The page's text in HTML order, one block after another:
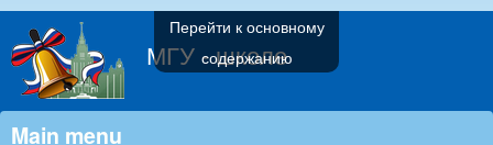
Перейти к основному
содержанию
МГУ - школе
Main menu